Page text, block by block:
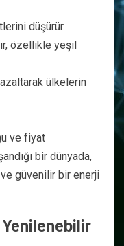
düşürür.
özellikle yeşil
azaltarak ülkelerin
ve fiyat
bir dünyada,
güvenilir bir enerji
Yenilenebilir